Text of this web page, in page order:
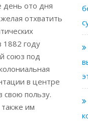
день ото дня
отхватить
1882 году
союз под
в центре
свою пользу.
им